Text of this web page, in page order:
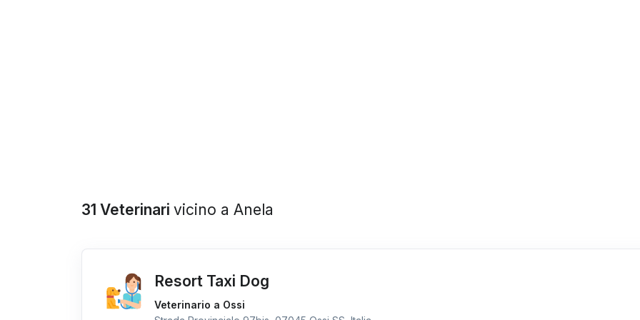
31 Veterinari vicino a Anela
Resort Taxi Dog
Veterinario a Ossi